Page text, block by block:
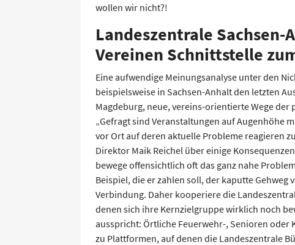
wollen wir nicht?!
Landeszentrale Sachsen-
Vereinen Schnittstelle
Eine aufwendige Meinungsanalyse unter den
beispielsweise in Sachsen-Anhalt den letzten
Magdeburg, neue, vereins-orientierte Wege
„Gefragt sind Veranstaltungen auf Augenhöhe
vor Ort auf deren aktuelle Probleme reagieren
Direktor Maik Reichel über einige
bewege offensichtlich oft das ganz nahe
Beispiel, die er zahlen soll, der kaputte Gehweg
Verbindung. Daher kooperiere die
denen sich ihre Kernzielgruppe wirklich noch
ausspricht: Örtliche Feuerwehr-, Senioren oder
zu Plattformen, auf denen die Landeszentrale